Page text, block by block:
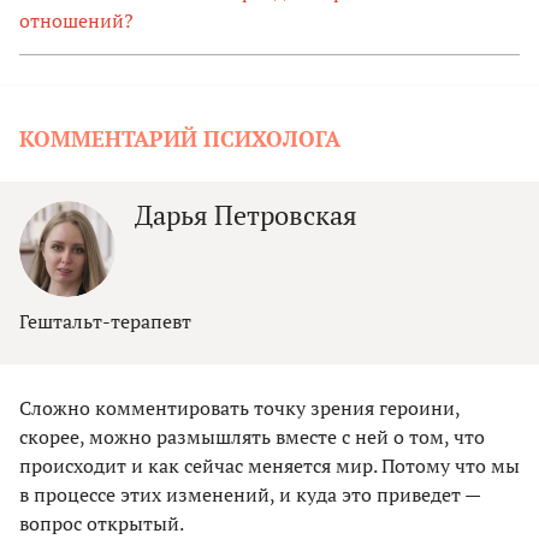
отношений?
КОММЕНТАРИЙ ПСИХОЛОГА
Дарья Петровская
Гештальт-терапевт
Сложно комментировать точку зрения героини,
скорее, можно размышлять вместе с ней о том, что
происходит и как сейчас меняется мир. Потому что мы
в процессе этих изменений, и куда это приведет —
вопрос открытый.